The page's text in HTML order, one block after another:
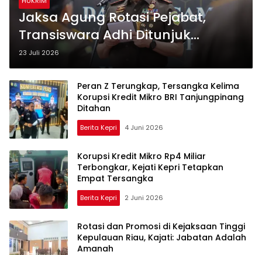
Jaksa Agung Rotasi Pejabat,
Transiswara Adhi Ditunjuk
sebagai Kajati Kepri
23 Juli 2026
Peran Z Terungkap, Tersangka Kelima
Korupsi Kredit Mikro BRI Tanjungpinang
Ditahan
Berita Kepri 4 Juni 2026
Korupsi Kredit Mikro Rp4 Miliar
Terbongkar, Kejati Kepri Tetapkan
Empat Tersangka
Berita Kepri 2 Juni 2026
Rotasi dan Promosi di Kejaksaan Tinggi
Kepulauan Riau, Kajati: Jabatan Adalah
Amanah